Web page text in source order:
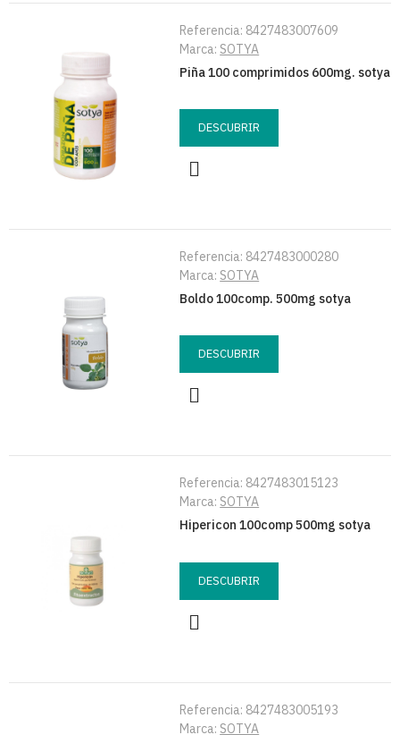
Referencia: 8427483007609
Marca: SOTYA
Piña 100 comprimidos 600mg. sotya
DESCUBRIR
Referencia: 8427483000280
Marca: SOTYA
Boldo 100comp. 500mg sotya
DESCUBRIR
Referencia: 8427483015123
Marca: SOTYA
Hipericon 100comp 500mg sotya
DESCUBRIR
Referencia: 8427483005193
Marca: SOTYA